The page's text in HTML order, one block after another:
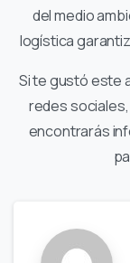
del medio
logística
Si te gustó este
redes
encontrarás